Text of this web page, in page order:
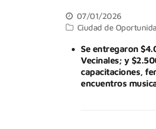
07/01/2026
Ciudad de
Se entregaron
Vecinales; y
capacitaciones,
encuentros